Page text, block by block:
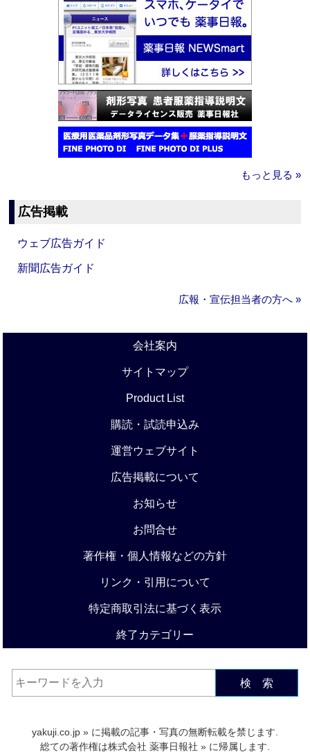
もっと見る »
広告掲載
ウェブ広告ガイド
新聞広告ガイド
広報・宣伝担当者の方へ »
会社案内
サイトマップ
Product List
購読・試読申込み
運営ウェブサイト
広告掲載について
お知らせ
お問合せ
著作権・個人情報などの方針
リンク・引用について
特定商取引法に基づく表示
終了カテゴリー
検 索
yakuji.co.jp » に掲載の記事・写真の無断転載を禁じます.
総ての著作権は株式会社 薬事日報社 » に帰属します.